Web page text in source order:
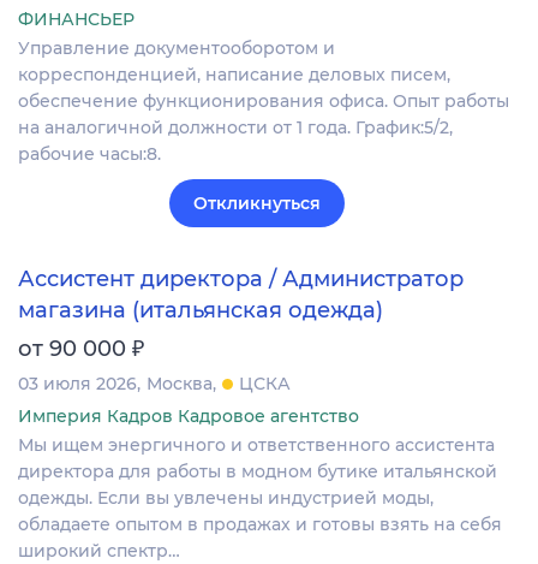
ФИНАНСЬЕР
Управление документооборотом и
корреспонденцией, написание деловых писем,
обеспечение функционирования офиса. Опыт работы
на аналогичной должности от 1 года. График:5/2,
рабочие часы:8.
Откликнуться
Ассистент директора / Администратор
магазина (итальянская одежда)
от 90 000 ₽
03 июля 2026 Москва
ЦСКА
Империя Кадров Кадровое агентство
Мы ищем энергичного и ответственного ассистента
директора для работы в модном бутике итальянской
одежды. Если вы увлечены индустрией моды,
обладаете опытом в продажах и готовы взять на себя
широкий спектр…